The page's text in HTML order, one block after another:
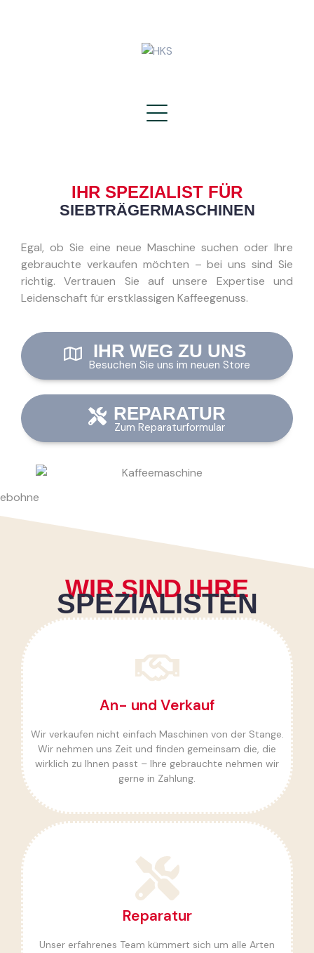
IHR SPEZIALIST FÜR
SIEBTRÄGERMASCHINEN
Egal, ob Sie eine neue Maschine suchen oder Ihre
gebrauchte verkaufen möchten – bei uns sind Sie
richtig. Vertrauen Sie auf unsere Expertise und
Leidenschaft für erstklassigen Kaffeegenuss.
IHR WEG ZU UNS
Besuchen Sie uns im neuen Store
REPARATUR
Zum Reparaturformular
WIR SIND IHRE
SPEZIALISTEN
An- und Verkauf
Wir verkaufen nicht einfach Maschinen von der Stange.
Wir nehmen uns Zeit und finden gemeinsam die, die
wirklich zu Ihnen passt – Ihre gebrauchte nehmen wir
gerne in Zahlung.
Wir sind Ihr Spezialist
Von der ersten Beratung über die fertig
alles aus einer Hand.
Mehr dazu
Reparatur
Unser erfahrenes Team kümmert sich um alle Arten
sich lohnt – und bringen Ihre Maschine wieder in
Schuss.
Mehr dazu